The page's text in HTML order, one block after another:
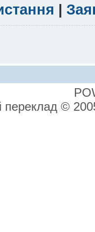
|
переклад ©